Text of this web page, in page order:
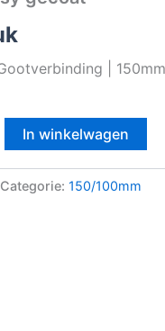
|
In winkelwagen
Categorie: 150/100mm